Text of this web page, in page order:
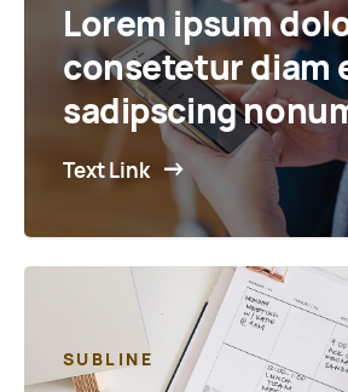
Lorem ipsum
consetetur diam
sadipscing
Text Link
SUBLINE